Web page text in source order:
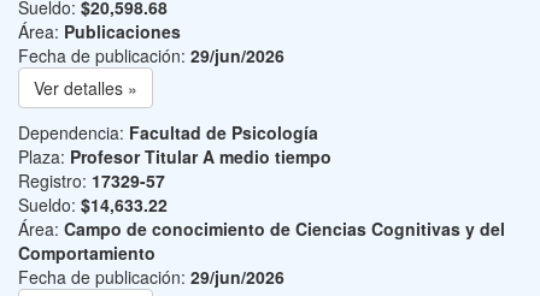
Sueldo: $20,598.68
Área: Publicaciones
Fecha de publicación: 29/jun/2026
Ver detalles »
Dependencia: Facultad de Psicología
Plaza: Profesor Titular A medio tiempo
Registro: 17329-57
Sueldo: $14,633.22
Área: Campo de conocimiento de Ciencias Cognitivas y del
Comportamiento
Fecha de publicación: 29/jun/2026